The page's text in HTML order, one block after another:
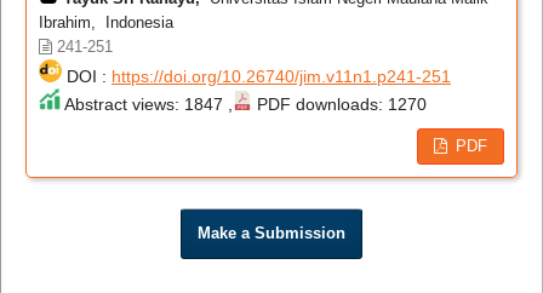
Ibrahim, Indonesia
241-251
DOI : https://doi.org/10.26740/jim.v11n1.p241-251
Abstract views: 1847 ,
PDF downloads: 1270
PDF
Make a Submission